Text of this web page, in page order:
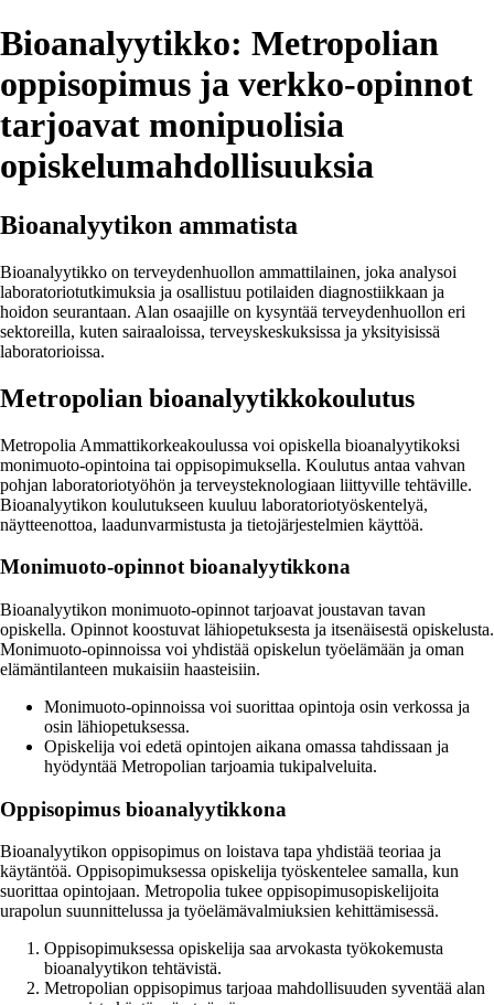
Bioanalyytikko: Metropolian
oppisopimus ja verkko-opinnot
tarjoavat monipuolisia
opiskelumahdollisuuksia
Bioanalyytikon ammatista
Bioanalyytikko on terveydenhuollon ammattilainen, joka analysoi
laboratoriotutkimuksia ja osallistuu potilaiden diagnostiikkaan ja
hoidon seurantaan. Alan osaajille on kysyntää terveydenhuollon eri
sektoreilla, kuten sairaaloissa, terveyskeskuksissa ja yksityisissä
laboratorioissa.
Metropolian bioanalyytikkokoulutus
Metropolia Ammattikorkeakoulussa voi opiskella bioanalyytikoksi
monimuoto-opintoina tai oppisopimuksella. Koulutus antaa vahvan
pohjan laboratoriotyöhön ja terveysteknologiaan liittyville tehtäville.
Bioanalyytikon koulutukseen kuuluu laboratoriotyöskentelyä,
näytteenottoa, laadunvarmistusta ja tietojärjestelmien käyttöä.
Monimuoto-opinnot bioanalyytikkona
Bioanalyytikon monimuoto-opinnot tarjoavat joustavan tavan
opiskella. Opinnot koostuvat lähiopetuksesta ja itsenäisestä opiskelusta.
Monimuoto-opinnoissa voi yhdistää opiskelun työelämään ja oman
elämäntilanteen mukaisiin haasteisiin.
Monimuoto-opinnoissa voi suorittaa opintoja osin verkossa ja
osin lähiopetuksessa.
Opiskelija voi edetä opintojen aikana omassa tahdissaan ja
hyödyntää Metropolian tarjoamia tukipalveluita.
Oppisopimus bioanalyytikkona
Bioanalyytikon oppisopimus on loistava tapa yhdistää teoriaa ja
käytäntöä. Oppisopimuksessa opiskelija työskentelee samalla, kun
suorittaa opintojaan. Metropolia tukee oppisopimusopiskelijoita
urapolun suunnittelussa ja työelämävalmiuksien kehittämisessä.
Oppisopimuksessa opiskelija saa arvokasta työkokemusta
bioanalyytikon tehtävistä.
Metropolian oppisopimus tarjoaa mahdollisuuden syventää alan